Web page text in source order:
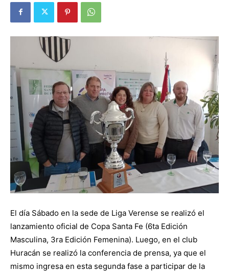
El día Sábado en la sede de Liga Verense se realizó el
lanzamiento oficial de Copa Santa Fe (6ta Edición
Masculina, 3ra Edición Femenina). Luego, en el club
Huracán se realizó la conferencia de prensa, ya que el
mismo ingresa en esta segunda fase a participar de la